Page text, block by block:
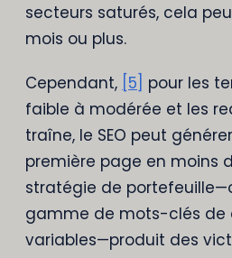
secteurs saturés, cela
mois ou plus.
Cependant, [5] pour les
faible à modérée et les
traîne, le SEO peut
première page en moins
stratégie de
gamme de mots-clés de
variables—produit des